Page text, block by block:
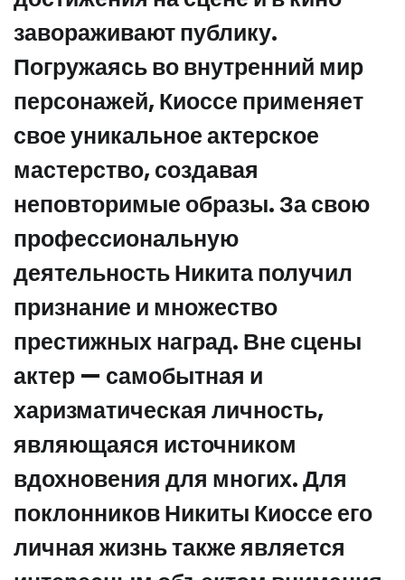
завораживают публику.
Погружаясь во внутренний мир
персонажей, Киоссе применяет
свое уникальное актерское
мастерство, создавая
неповторимые образы. За свою
профессиональную
деятельность Никита получил
признание и множество
престижных наград. Вне сцены
актер — самобытная и
харизматическая личность,
являющаяся источником
вдохновения для многих. Для
поклонников Никиты Киоссе его
личная жизнь также является